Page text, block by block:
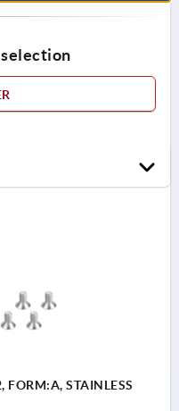
FORM:A, STAINLESS